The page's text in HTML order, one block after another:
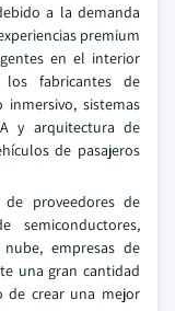
a la demanda
premium
en el interior
fabricantes de
sistemas
y arquitectura de
de pasajeros
proveedores de
semiconductores,
empresas de
una gran cantidad
de crear una mejor